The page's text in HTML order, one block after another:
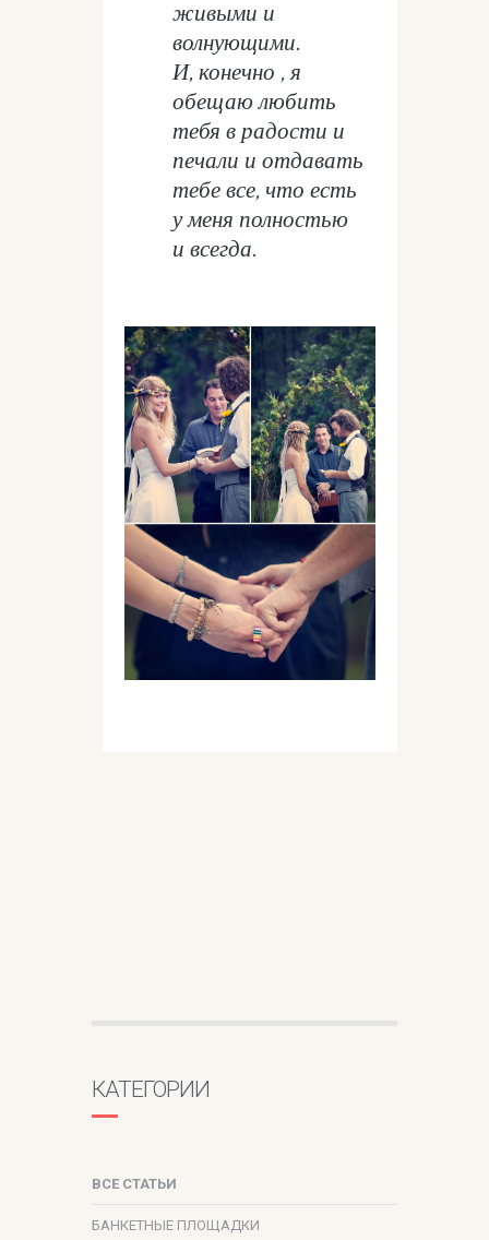
живыми и
волнующими.
И, конечно , я
обещаю любить
тебя в радости и
печали и отдавать
тебе все, что есть
у меня полностью
и всегда.
КАТЕГОРИИ
ВСЕ СТАТЬИ
БАНКЕТНЫЕ ПЛОЩАДКИ